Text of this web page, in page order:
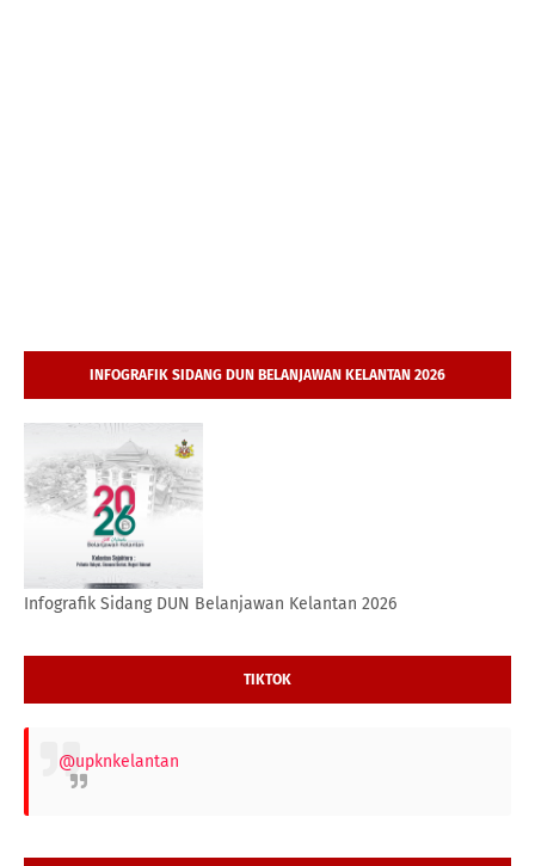
INFOGRAFIK SIDANG DUN BELANJAWAN KELANTAN 2026
Infografik Sidang DUN Belanjawan Kelantan 2026
TIKTOK
@upknkelantan